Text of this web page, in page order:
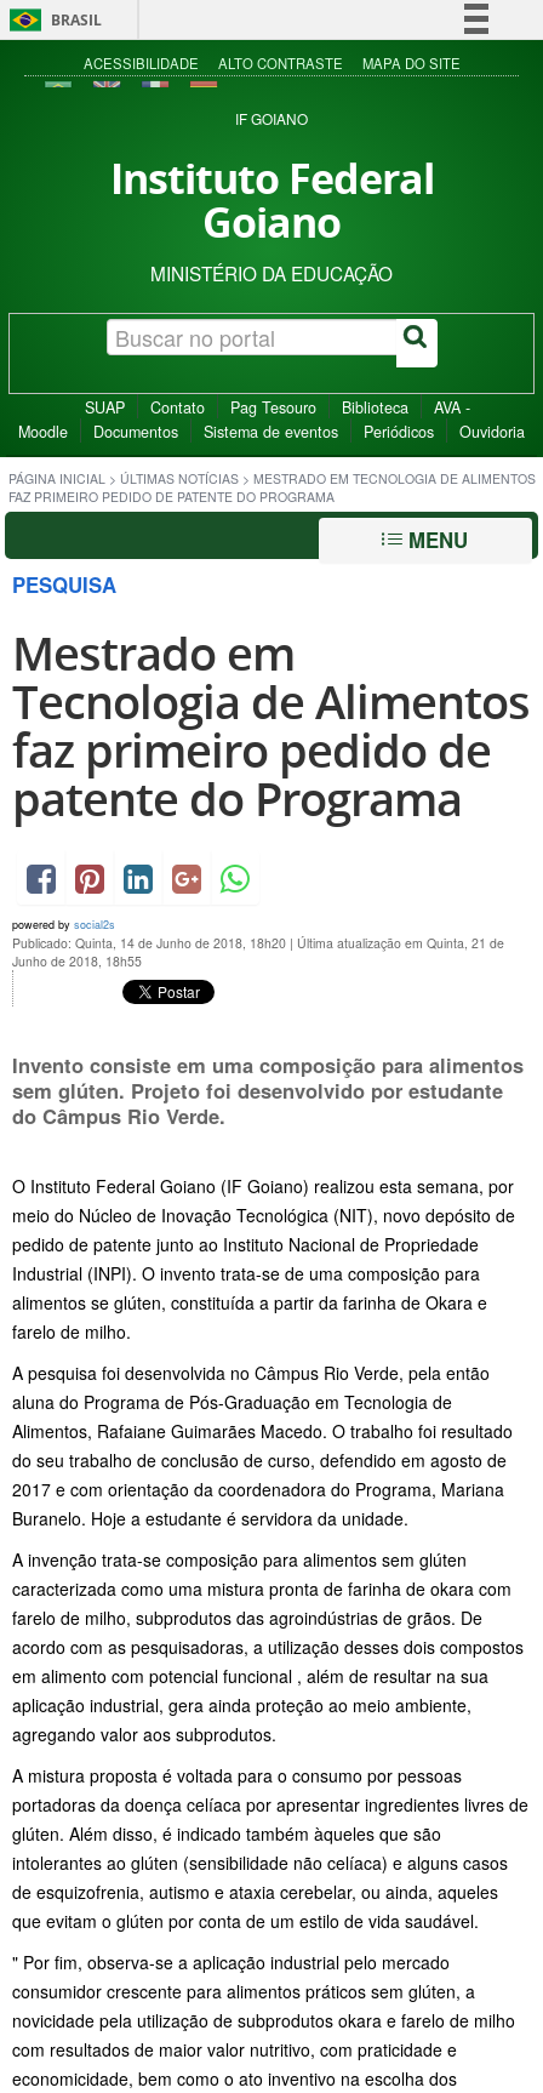
BRASIL
Simplifique!
Acesso à informação
ACESSIBILIDADE ALTO CONTRASTE MAPA DO SITE
IF GOIANO
Instituto Federal
Goiano
MINISTÉRIO DA EDUCAÇÃO
SUAP Contato Pag Tesouro Biblioteca
AVA -
Moodle
Documentos Sistema de eventos Periódicos Ouvidoria
PÁGINA INICIAL > ÚLTIMAS NOTÍCIAS > MESTRADO EM TECNOLOGIA DE ALIMENTOS
FAZ PRIMEIRO PEDIDO DE PATENTE DO PROGRAMA
MENU
PESQUISA
Mestrado em
Tecnologia de Alimentos
faz primeiro pedido de
patente do Programa
powered by social2s
Publicado: Quinta, 14 de Junho de 2018, 18h20 | Última atualização em Quinta, 21 de
Junho de 2018, 18h55
Invento consiste em uma composição para alimentos
sem glúten. Projeto foi desenvolvido por estudante
do Câmpus Rio Verde.
O Instituto Federal Goiano (IF Goiano) realizou esta semana, por
meio do Núcleo de Inovação Tecnológica (NIT), novo depósito de
pedido de patente junto ao Instituto Nacional de Propriedade
Industrial (INPI). O invento trata-se de uma composição para
alimentos se glúten, constituída a partir da farinha de Okara e
farelo de milho.
A pesquisa foi desenvolvida no Câmpus Rio Verde, pela então
aluna do Programa de Pós-Graduação em Tecnologia de
Alimentos, Rafaiane Guimarães Macedo. O trabalho foi resultado
do seu trabalho de conclusão de curso, defendido em agosto de
2017 e com orientação da coordenadora do Programa, Mariana
Buranelo. Hoje a estudante é servidora da unidade.
A invenção trata-se composição para alimentos sem glúten
caracterizada como uma mistura pronta de farinha de okara com
farelo de milho, subprodutos das agroindústrias de grãos. De
acordo com as pesquisadoras, a utilização desses dois compostos
em alimento com potencial funcional , além de resultar na sua
aplicação industrial, gera ainda proteção ao meio ambiente,
agregando valor aos subprodutos.
A mistura proposta é voltada para o consumo por pessoas
portadoras da doença celíaca por apresentar ingredientes livres de
glúten. Além disso, é indicado também àqueles que são
intolerantes ao glúten (sensibilidade não celíaca) e alguns casos
de esquizofrenia, autismo e ataxia cerebelar, ou ainda, aqueles
que evitam o glúten por conta de um estilo de vida saudável.
" Por fim, observa-se a aplicação industrial pelo mercado
consumidor crescente para alimentos práticos sem glúten, a
novicidade pela utilização de subprodutos okara e farelo de milho
com resultados de maior valor nutritivo, com praticidade e
economicidade, bem como o ato inventivo na escolha dos